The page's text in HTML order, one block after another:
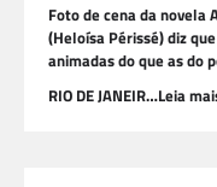
Foto de cena da novela
(Heloísa Périssé) diz
animadas do que as do
RIO DE JANEIR…Leia